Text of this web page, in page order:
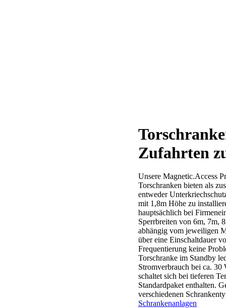
Zufahrten
Unsere Magnetic.Access
Torschranken bieten als
entweder
mit 1,8m Höhe zu
hauptsächlich bei
Sperrbreiten von 6m, 7m,
abhängig vom jeweiligen
über eine Einschaltdauer
Frequentierung keine
Torschranke im Standby
Stromverbrauch bei ca. 30
schaltet sich bei tieferen
Standardpaket enthalten.
verschiedenen
Schrankenanlagen